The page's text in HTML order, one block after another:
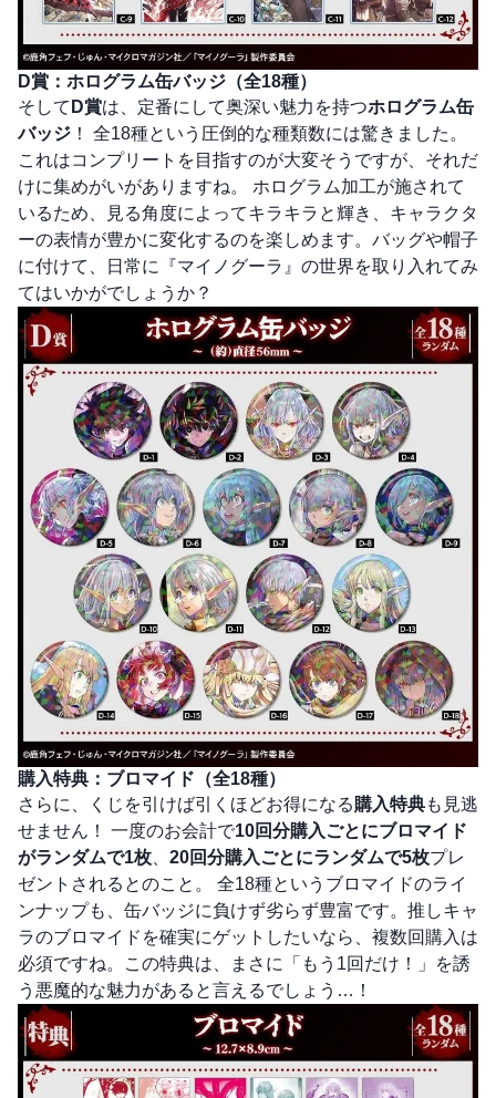
D賞：ホログラム缶バッジ（全18種）
そして D賞は、定番にして奥深い魅力を持つホログラム缶
バッジ ！ 全18種という圧倒的な種類数には驚きました。
これはコンプリートを目指すのが大変そうですが、それだ
けに集めがいがありますね。 ホログラム加工が施されて
いるため、見る角度によってキラキラと輝き、キャラクタ
ーの表情が豊かに変化するのを楽しめます。バッグや帽子
に付けて、日常に『マイノグーラ』の世界を取り入れてみ
てはいかがでしょうか？
購入特典：ブロマイド（全18種）
さらに、くじを引けば引くほどお得になる購入特典も見逃
せません！ 一度のお会計で10回分購入ごとにブロマイド
がランダムで1枚
20回分購入ごとにランダムで5枚プレ
ゼントされるとのこと。 全18種というブロマイドのライ
ンナップも、缶バッジに負けず劣らず豊富です。推しキャ
ラのブロマイドを確実にゲットしたいなら、複数回購入は
必須ですね。この特典は、まさに「もう1回だけ！」を誘
う悪魔的な魅力があると言えるでしょう…！